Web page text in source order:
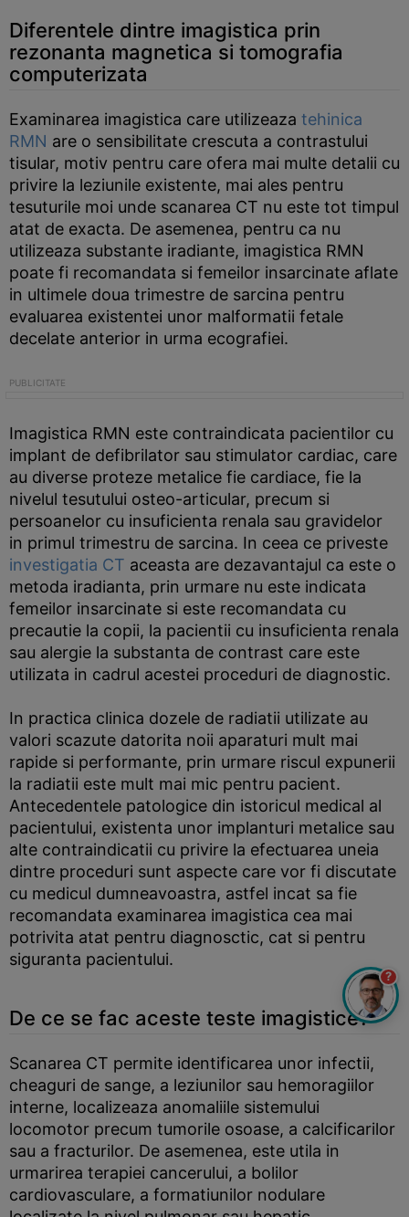
Diferentele dintre imagistica prin
rezonanta magnetica si tomografia
computerizata
Examinarea imagistica care utilizeaza tehinica
RMN are o sensibilitate crescuta a contrastului
tisular, motiv pentru care ofera mai multe detalii cu
privire la leziunile existente, mai ales pentru
tesuturile moi unde scanarea CT nu este tot timpul
atat de exacta. De asemenea, pentru ca nu
utilizeaza substante iradiante, imagistica RMN
poate fi recomandata si femeilor insarcinate aflate
in ultimele doua trimestre de sarcina pentru
evaluarea existentei unor malformatii fetale
decelate anterior in urma ecografiei.
Imagistica RMN este contraindicata pacientilor cu
implant de defibrilator sau stimulator cardiac, care
au diverse proteze metalice fie cardiace, fie la
nivelul tesutului osteo-articular, precum si
persoanelor cu insuficienta renala sau gravidelor
in primul trimestru de sarcina. In ceea ce priveste
investigatia CT aceasta are dezavantajul ca este o
metoda iradianta, prin urmare nu este indicata
femeilor insarcinate si este recomandata cu
precautie la copii, la pacientii cu insuficienta renala
sau alergie la substanta de contrast care este
utilizata in cadrul acestei proceduri de diagnostic.
In practica clinica dozele de radiatii utilizate au
valori scazute datorita noii aparaturi mult mai
rapide si performante, prin urmare riscul expunerii
la radiatii este mult mai mic pentru pacient.
Antecedentele patologice din istoricul medical al
pacientului, existenta unor implanturi metalice sau
alte contraindicatii cu privire la efectuarea uneia
dintre proceduri sunt aspecte care vor fi discutate
cu medicul dumneavoastra, astfel incat sa fie
recomandata examinarea imagistica cea mai
potrivita atat pentru diagnosctic, cat si pentru
siguranta pacientului.
De ce se fac aceste teste imagistice?
Scanarea CT permite identificarea unor infectii,
cheaguri de sange, a leziunilor sau hemoragiilor
interne, localizeaza anomaliile sistemului
locomotor precum tumorile osoase, a calcificarilor
sau a fracturilor. De asemenea, este utila in
urmarirea terapiei cancerului, a bolilor
cardiovasculare, a formatiunilor nodulare
?